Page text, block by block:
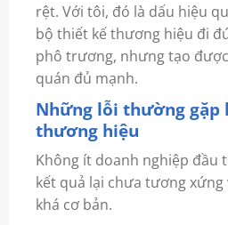
rệt. Với tôi, đó là dấu hiệu
bộ thiết kế thương hiệu đi
phô trương, nhưng tạo
quán đủ mạnh.
Những lỗi thường
thương hiệu
Không ít doanh nghiệp đầu
kết quả lại chưa tương
khá cơ bản.